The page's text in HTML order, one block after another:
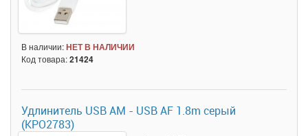
В наличии:НЕТ В НАЛИЧИИ
Код товара:21424
Удлинитель USB AM - USB AF 1.8m серый
(KPO2783)